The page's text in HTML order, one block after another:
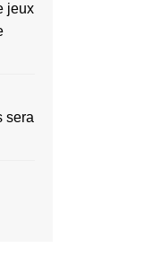
jeux
sera